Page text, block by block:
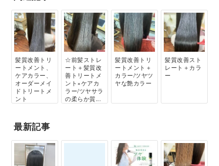
髪質改善トリ
ートメント、
ケアカラー、
オーダーメイ
ドトリートメ
ント
☆前髪ストレ
ート＋髪質改
善トリートメ
ント×ケアカ
ラー/ツヤサラ
の柔らか質...
髪質改善トリ
ートメント＋
カラー/ツヤツ
ヤな艶カラー
髪質改善スト
レート＋カラ
ー
最新記事